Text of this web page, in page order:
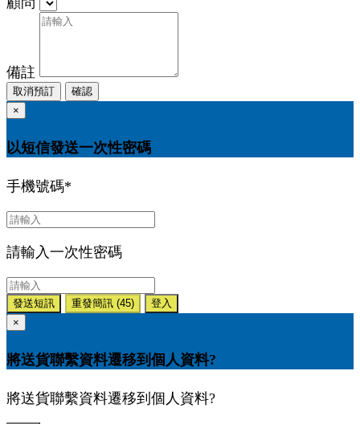
備註
取消預訂
確認
×
以短信發送一次性密碼
手機號碼*
請輸入一次性密碼
發送短訊 重發簡訊 (45)
登入
×
將送貨聯繫資料遷移到個人資料?
將送貨聯繫資料遷移到個人資料?